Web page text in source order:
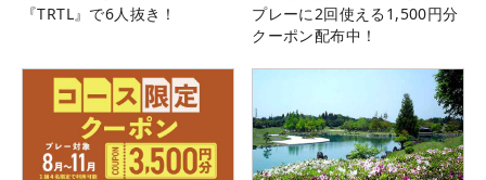
『TRTL』で6人抜き！
プレーに2回使える1,500円分
クーポン配布中！